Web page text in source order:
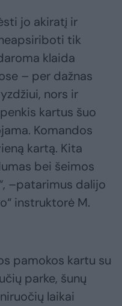
jo akiratį ir
tik
klaida
– per dažnas
nors ir
kartus šuo
Komandos
kartą. Kita
bei šeimos
–patarimus dalijo
instruktorė M.
pamokos kartu su
parke, šunų
laikai